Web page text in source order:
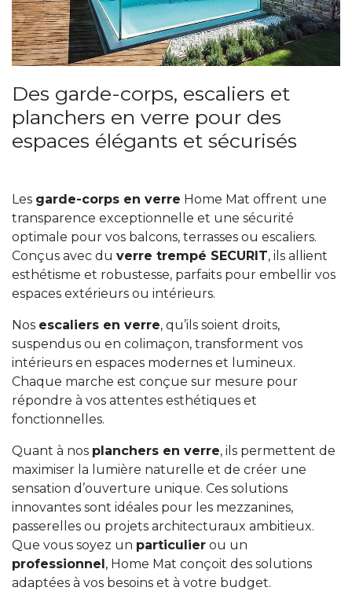
Des garde-corps, escaliers et
planchers en verre pour des
espaces élégants et sécurisés
Les garde-corps en verre Home Mat offrent une
transparence exceptionnelle et une sécurité
optimale pour vos balcons, terrasses ou escaliers.
Conçus avec du verre trempé SECURIT, ils allient
esthétisme et robustesse, parfaits pour embellir vos
espaces extérieurs ou intérieurs.
Nos escaliers en verre, qu’ils soient droits,
suspendus ou en colimaçon, transforment vos
intérieurs en espaces modernes et lumineux.
Chaque marche est conçue sur mesure pour
répondre à vos attentes esthétiques et
fonctionnelles.
Quant à nos planchers en verre, ils permettent de
maximiser la lumière naturelle et de créer une
sensation d’ouverture unique. Ces solutions
innovantes sont idéales pour les mezzanines,
passerelles ou projets architecturaux ambitieux.
Que vous soyez un particulier ou un
professionnel , Home Mat conçoit des solutions
adaptées à vos besoins et à votre budget.